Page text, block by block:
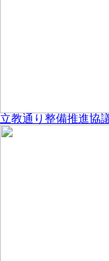
立教通り整備推進協